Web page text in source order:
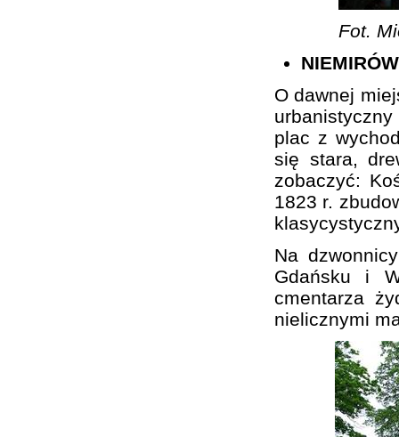
Fot.
NIEMIRÓW
O dawnej
plac z
się stara,
zobaczyć:
1823 r.
Na
Gdańsku i
cmentarza
nielicznymi